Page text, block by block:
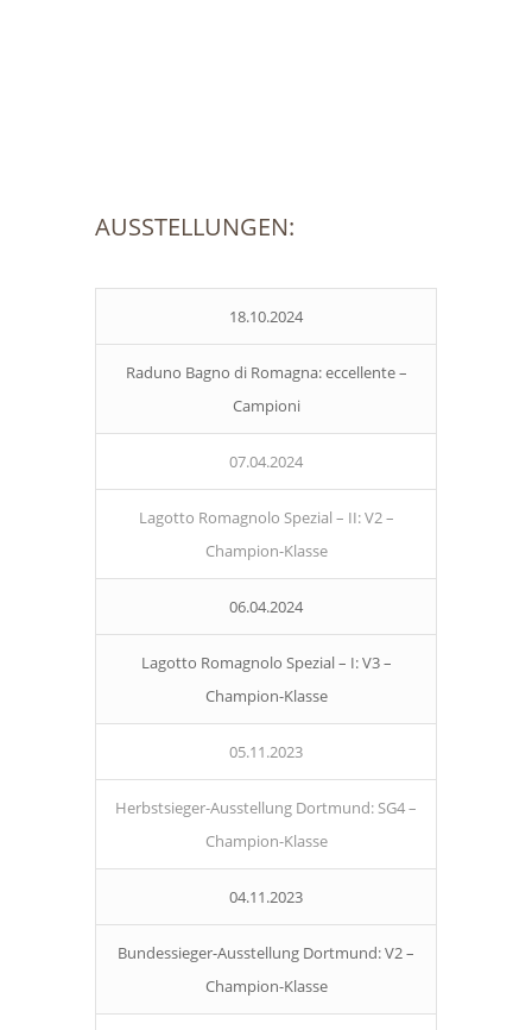
AUSSTELLUNGEN:
18.10.2024
Raduno Bagno di Romagna: eccellente –
Campioni
07.04.2024
Lagotto Romagnolo Spezial – II: V2 –
Champion-Klasse
06.04.2024
Lagotto Romagnolo Spezial – I: V3 –
Champion-Klasse
05.11.2023
Herbstsieger-Ausstellung Dortmund: SG4 –
Champion-Klasse
04.11.2023
Bundessieger-Ausstellung Dortmund: V2 –
Champion-Klasse